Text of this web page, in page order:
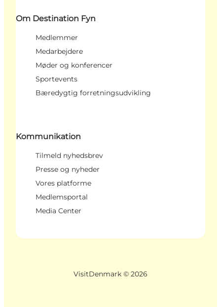
Om Destination Fyn
Medlemmer
Medarbejdere
Møder og konferencer
Sportevents
Bæredygtig forretningsudvikling
Kommunikation
Tilmeld nyhedsbrev
Presse og nyheder
Vores platforme
Medlemsportal
Media Center
VisitDenmark © 2026